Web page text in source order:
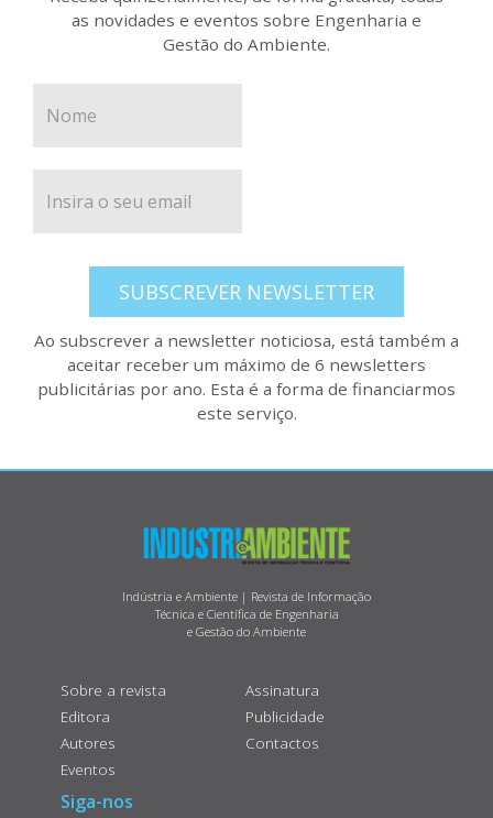
as novidades e eventos sobre Engenharia e
Gestão do Ambiente.
SUBSCREVER NEWSLETTER
Ao subscrever a newsletter noticiosa, está também a
aceitar receber um máximo de 6 newsletters
publicitárias por ano. Esta é a forma de financiarmos
este serviço.
Indústria e Ambiente | Revista de Informação
Técnica e Científica de Engenharia
e Gestão do Ambiente
Sobre a revista
Editora
Autores
Eventos
Assinatura
Publicidade
Contactos
Siga-nos